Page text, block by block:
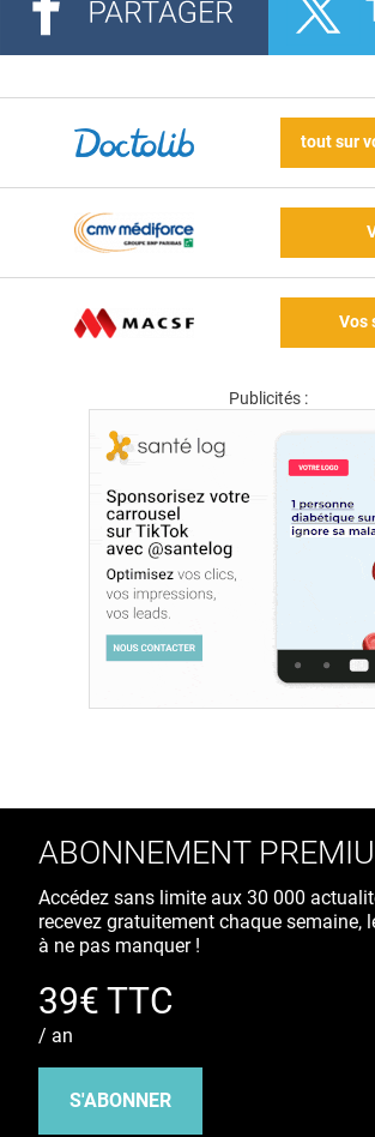
tout sur
Vos
Publicités :
ABONNEMENT
Accédez sans limite aux 30 000
recevez gratuitement chaque semaine,
à ne pas manquer !
39€ TTC
/ an
S'ABONNER